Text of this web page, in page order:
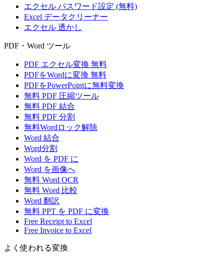
エクセル パスワード設定 (無料)
Excel データクリーナー
エクセル 透かし
PDF・Word ツール
PDF エクセル変換 無料
PDFをWordに変換 無料
PDFをPowerPointに無料変換
無料 PDF 圧縮ツール
無料 PDF 結合
無料 PDF 分割
無料Wordロック解除
Word 結合
Word分割
Word を PDF に
Word を画像へ
無料 Word OCR
無料 Word 比較
Word 翻訳
無料 PPT を PDF に変換
Free Receipt to Excel
Free Invoice to Excel
よく使われる変換